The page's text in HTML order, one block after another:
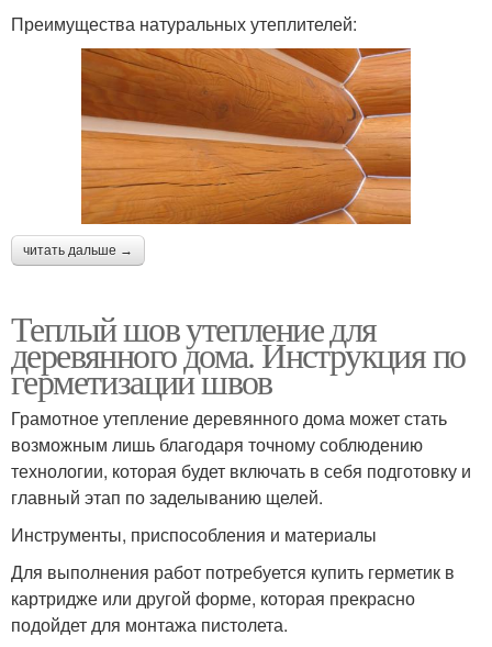
Преимущества натуральных утеплителей:
читать дальше →
Теплый шов утепление для
деревянного дома. Инструкция по
герметизации швов
Грамотное утепление деревянного дома может стать
возможным лишь благодаря точному соблюдению
технологии, которая будет включать в себя подготовку и
главный этап по заделыванию щелей.
Инструменты, приспособления и материалы
Для выполнения работ потребуется купить герметик в
картридже или другой форме, которая прекрасно
подойдет для монтажа пистолета.